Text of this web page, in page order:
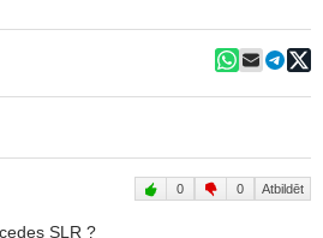
0 0 Atbildēt
Kas tas tads - PorscheMercedes SLR ?